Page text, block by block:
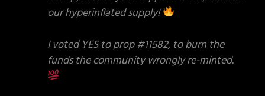
our hyperinflated supply!
I voted YES to prop #11582, to burn the
funds the community wrongly re-minted.